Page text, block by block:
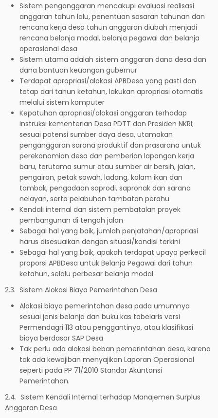
Sistem penganggaran mencakupi evaluasi realisasi
anggaran tahun lalu, penentuan sasaran tahunan dan
rencana kerja desa tahun anggaran diubah menjadi
rencana belanja modal, belanja pegawai dan belanja
operasional desa
Sistem utama adalah sistem anggaran dana desa dan
dana bantuan keuangan gubernur
Terdapat apropriasi/alokasi APBDesa yang pasti dan
tetap dari tahun ketahun, lakukan apropriasi otomatis
melalui sistem komputer
Kepatuhan apropriasi/alokasi anggaran terhadap
instruksi kementerian Desa PDTT dan Presiden NKRI;
sesuai potensi sumber daya desa, utamakan
penganggaran sarana produktif dan prasarana untuk
perekonomian desa dan pemberian lapangan kerja
baru, terutama sumur atau sumber air bersih, jalan,
pengairan, petak sawah, ladang, kolam ikan dan
tambak, pengadaan saprodi, sapronak dan sarana
nelayan, serta pelabuhan tambatan perahu
Kendali internal dan sistem pembatalan proyek
pembangunan di tengah jalan
Sebagai hal yang baik, jumlah penjatahan/apropriasi
harus disesuaikan dengan situasi/kondisi terkini
Sebagai hal yang baik, apakah terdapat upaya perkecil
proporsi APBDesa untuk Belanja Pegawai dari tahun
ketahun, selalu perbesar belanja modal
2.3. Sistem Alokasi Biaya Pemerintahan Desa
Alokasi biaya pemerintahan desa pada umumnya
sesuai jenis belanja dan buku kas tabelaris versi
Permendagri 113 atau penggantinya, atau klasifikasi
biaya berdasar SAP Desa
Tak perlu ada alokasi beban pemerintahan desa, karena
tak ada kewajiban menyajikan Laporan Operasional
seperti pada PP 71/2010 Standar Akuntansi
Pemerintahan.
2.4. Sistem Kendali Internal terhadap Manajemen Surplus
Anggaran Desa